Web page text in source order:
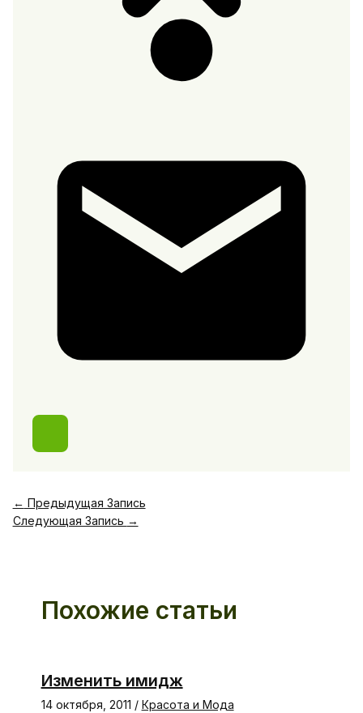
← Предыдущая Запись
Следующая Запись →
Похожие статьи
Изменить имидж
14 октября, 2011 / Красота и Мода